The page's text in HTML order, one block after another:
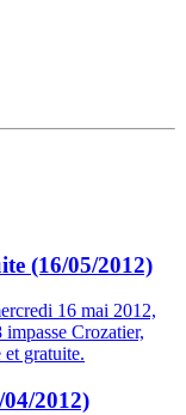
(16/05/2012)
16 mai 2012,
Crozatier,
gratuite.
2012)